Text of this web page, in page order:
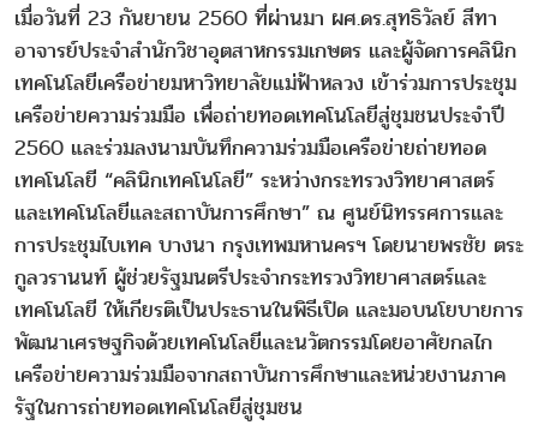
เมื่อวันที่ 23 กันยายน 2560 ที่ผ่านมา ผศ.ดร.สุทธิวัลย์ สีทา
อาจารย์ประจำสำนักวิชาอุตสาหกรรมเกษตร และผู้จัดการคลินิก
เทคโนโลยีเครือข่ายมหาวิทยาลัยแม่ฟ้าหลวง เข้าร่วมการประชุม
เครือข่ายความร่วมมือ เพื่อถ่ายทอดเทคโนโลยีสู่ชุมชนประจำปี
2560 และร่วมลงนามบันทึกความร่วมมือเครือข่ายถ่ายทอด
เทคโนโลยี “คลินิกเทคโนโลยี” ระหว่างกระทรวงวิทยาศาสตร์
และเทคโนโลยีและสถาบันการศึกษา” ณ ศูนย์นิทรรศการและ
การประชุมไบเทค บางนา กรุงเทพมหานครฯ โดยนายพรชัย ตระ
กูลวรานนท์ ผู้ช่วยรัฐมนตรีประจำกระทรวงวิทยาศาสตร์และ
เทคโนโลยี ให้เกียรติเป็นประธานในพิธีเปิด และมอบนโยบายการ
พัฒนาเศรษฐกิจด้วยเทคโนโลยีและนวัตกรรมโดยอาศัยกลไก
เครือข่ายความร่วมมือจากสถาบันการศึกษาและหน่วยงานภาค
รัฐในการถ่ายทอดเทคโนโลยีสู่ชุมชน